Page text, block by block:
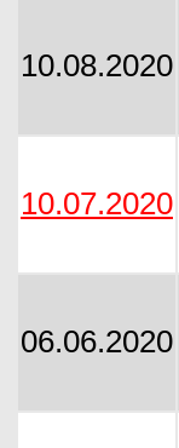
10.08.2020
10.07.2020
06.06.2020